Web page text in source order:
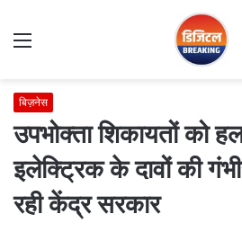
Menu
बिज़नेस
उपभोक्ता शिकायतों को
इलेक्ट्रिक के दावों की
रही केंद्र सरकार